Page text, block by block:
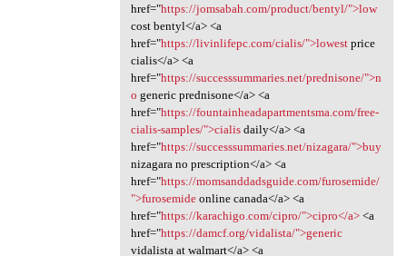
href="https://jomsabah.com/product/bentyl/">low
cost bentyl</a> <a
href="https://livinlifepc.com/cialis/">lowestprice
cialis</a> <a
href="https://successsummaries.net/prednisone/">n
o generic prednisone</a> <a
href="https://fountainheadapartmentsma.com/free-
cialis-samples/">cialisdaily</a> <a
href="https://successsummaries.net/nizagara/">buy
nizagara no prescription</a> <a
href="https://momsanddadsguide.com/furosemide/
">furosemideonline canada</a> <a
href="https://karachigo.com/cipro/">cipro</a><a
href="https://damcf.org/vidalista/">generic
vidalista at walmart</a> <a